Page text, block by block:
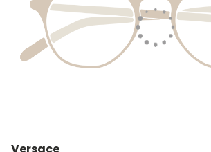
Versace